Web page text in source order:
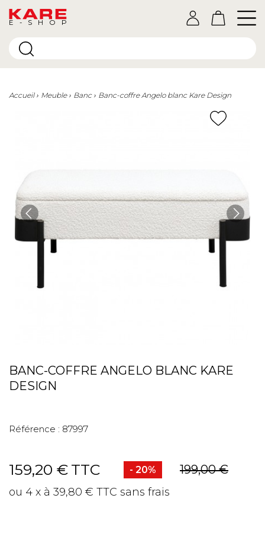
E-SHOP
Accueil Meuble Banc Banc-coffre Angelo blanc Kare Design
BANC-COFFRE ANGELO BLANC KARE
DESIGN
Référence : 87997
159,20 € TTC - 20% 199,00 €
ou 4 x à 39,80 € TTC sans frais